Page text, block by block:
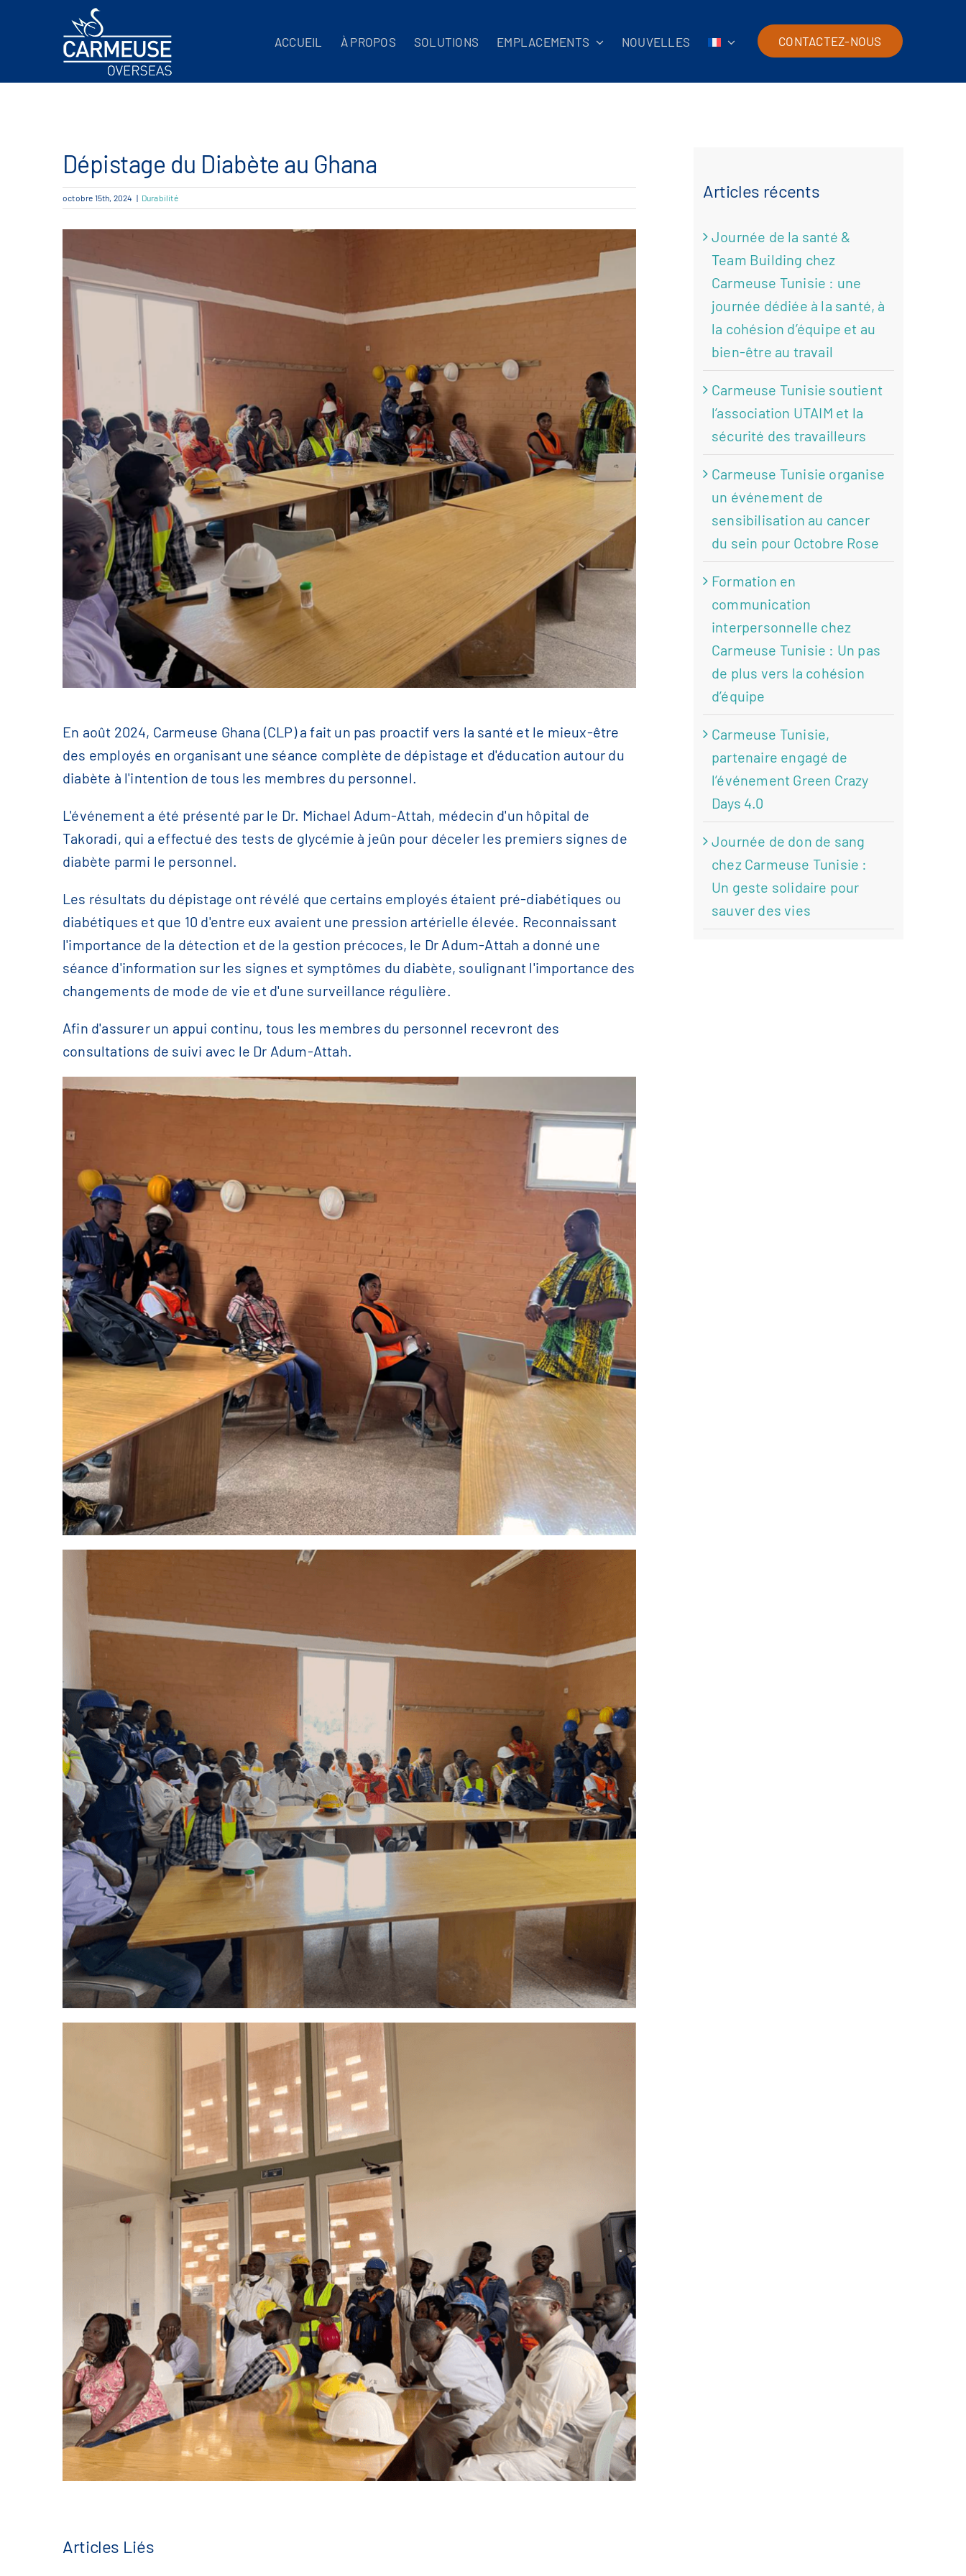
ACCUEIL À PROPOS SOLUTIONS EMPLACEMENTS NOUVELLES CONTACTEZ-NOUS
Dépistage du Diabète au Ghana
octobre 15th, 2024 | Durabilité
En août 2024, Carmeuse Ghana (CLP) a fait un pas proactif vers la santé et le mieux-être
des employés en organisant une séance complète de dépistage et d'éducation autour du
diabète à l'intention de tous les membres du personnel.
L'événement a été présenté par le Dr. Michael Adum-Attah, médecin d'un hôpital de
Takoradi, qui a effectué des tests de glycémie à jeûn pour déceler les premiers signes de
diabète parmi le personnel.
Les résultats du dépistage ont révélé que certains employés étaient pré-diabétiques ou
diabétiques et que 10 d'entre eux avaient une pression artérielle élevée. Reconnaissant
l'importance de la détection et de la gestion précoces, le Dr Adum-Attah a donné une
séance d'information sur les signes et symptômes du diabète, soulignant l'importance des
changements de mode de vie et d'une surveillance régulière.
Afin d'assurer un appui continu, tous les membres du personnel recevront des
consultations de suivi avec le Dr Adum-Attah.
Articles Liés
Articles récents
Journée de la santé &
Team Building chez
Carmeuse Tunisie : une
journée dédiée à la santé, à
la cohésion d’équipe et au
bien-être au travail
Carmeuse Tunisie soutient
l’association UTAIM et la
sécurité des travailleurs
Carmeuse Tunisie organise
un événement de
sensibilisation au cancer
du sein pour Octobre Rose
Formation en
communication
interpersonnelle chez
Carmeuse Tunisie : Un pas
de plus vers la cohésion
d’équipe
Carmeuse Tunisie,
partenaire engagé de
l’événement Green Crazy
Days 4.0
Journée de don de sang
chez Carmeuse Tunisie :
Un geste solidaire pour
sauver des vies